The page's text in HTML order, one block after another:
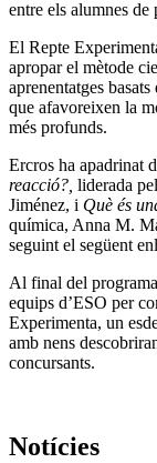
entre els alumnes de
El Repte
apropar el mètode
aprenentatges
que afavoreixen la
més profunds.
Ercros ha apadrinat
reacció?, liderada
Jiménez, i Què és
química, Anna M.
seguint el següent
Al final del
equips d’ESO per
Experimenta, un
amb nens
concursants.
Notícies